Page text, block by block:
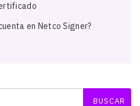
en Netco Signer?